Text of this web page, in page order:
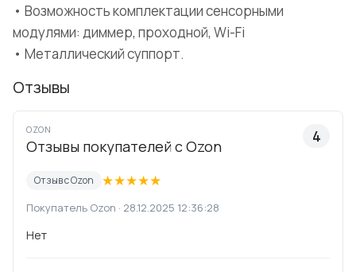
• Возможность комплектации сенсорными
модулями: диммер, проходной, Wi-Fi
• Металлический суппорт.
Отзывы
OZON
Отзывы покупателей с Ozon
4
Отзыв с Ozon ★★★★★
Покупатель Ozon · 28.12.2025 12:36:28
Нет